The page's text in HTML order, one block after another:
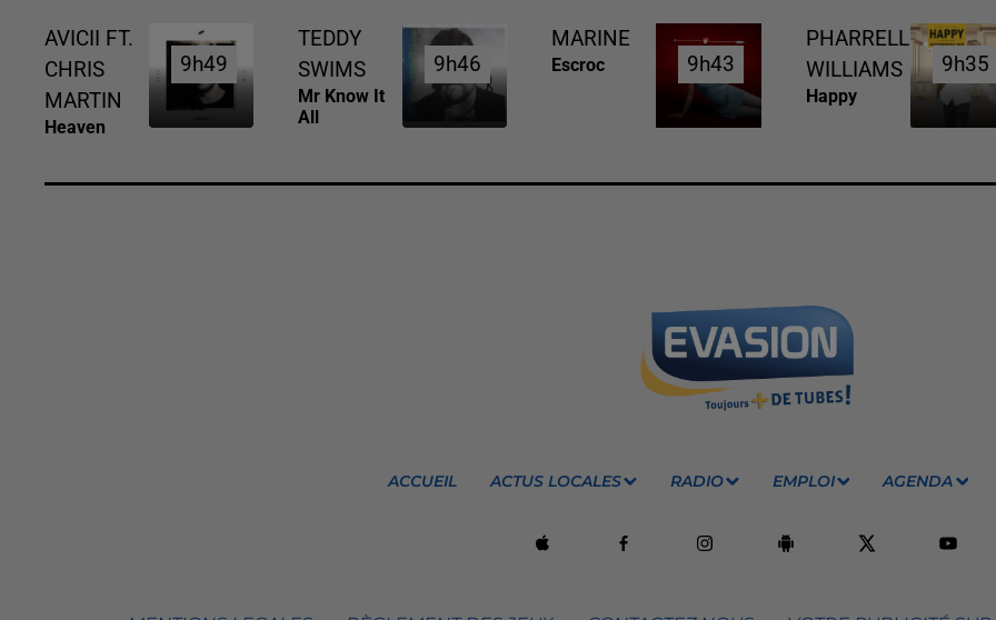
AVICII FT.
CHRIS
MARTIN
Heaven
9h49
9h49
TEDDY
SWIMS
Mr Know It
All
9h46
9h46
MARINE
Escroc 9h43
9h43
PHARRELL
WILLIAMS
Happy
9h35
9h35
ACCUEIL ACTUS LOCALES RADIO EMPLOI AGENDA